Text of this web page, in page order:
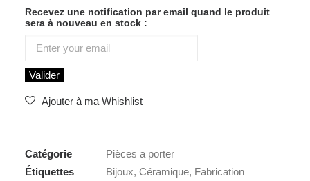
Recevez une notification par email quand le produit
sera à nouveau en stock :
Valider
Ajouter à ma Whishlist
Catégorie
Pièces a porter
Étiquettes
Bijoux, Céramique, Fabrication